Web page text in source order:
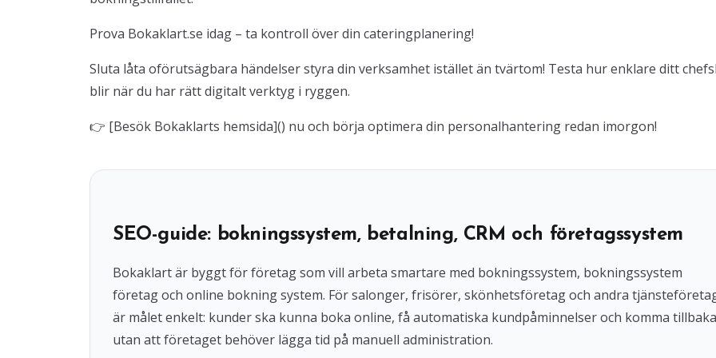
Prova Bokaklart.se idag – ta kontroll över din cateringplanering!
Sluta låta oförutsägbara händelser styra din verksamhet istället än tvärtom! Testa hur enklare ditt
blir när du har rätt digitalt verktyg i ryggen.
👉 [Besök Bokaklarts hemsida]() nu och börja optimera din personalhantering redan imorgon!
SEO-guide: bokningssystem, betalning, CRM och företagssystem
Bokaklart är byggt för företag som vill arbeta smartare med bokningssystem, bokningssystem
företag och online bokning system. För salonger, frisörer, skönhetsföretag och andra
är målet enkelt: kunder ska kunna boka online, få automatiska kundpåminnelser och komma tillbaka
utan att företaget behöver lägga tid på manuell administration.